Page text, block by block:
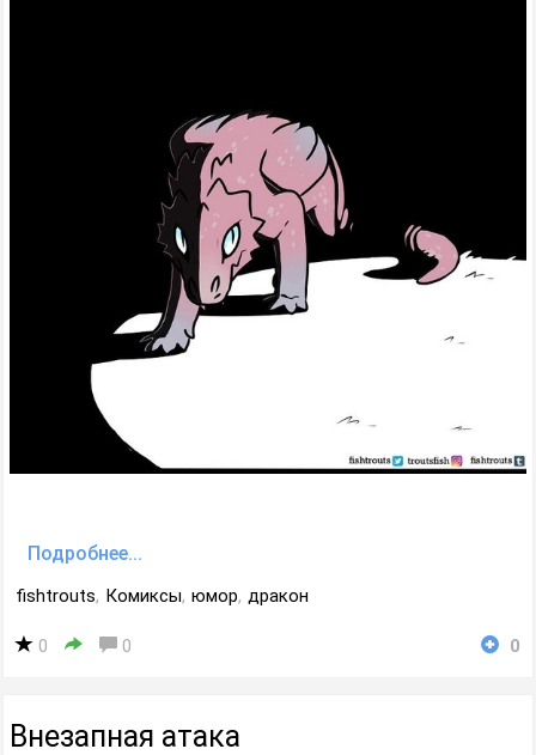
Подробнее...
fishtrouts, Комиксы, юмор, дракон
0 0 0
Внезапная атака